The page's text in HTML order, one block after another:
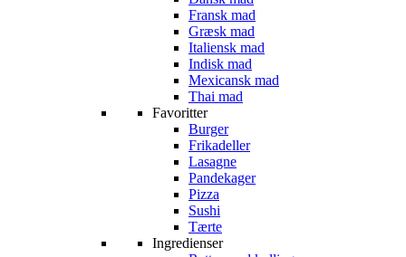
Fransk mad
Græsk mad
Italiensk mad
Indisk mad
Mexicansk mad
Thai mad
Favoritter
Burger
Frikadeller
Lasagne
Pandekager
Pizza
Sushi
Tærte
Ingredienser